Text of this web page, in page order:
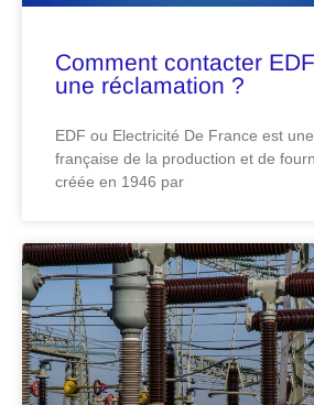
Comment contacter
une réclamation ?
EDF ou Electricité De France est
française de la production et de
créée en 1946 par